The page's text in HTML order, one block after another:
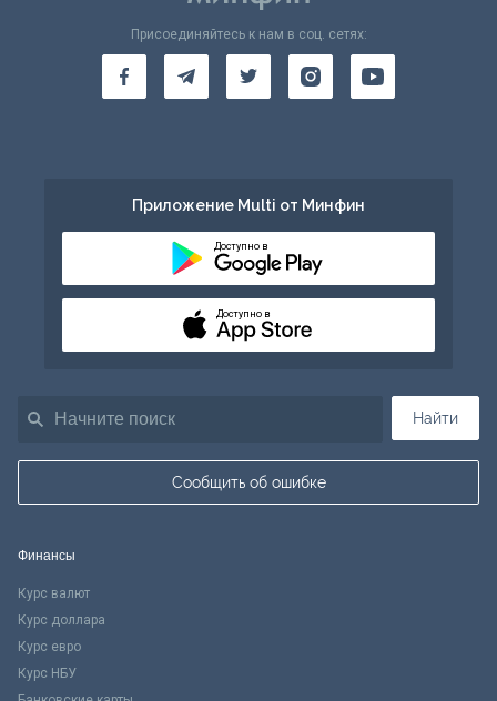
Найти
Сообщить об ошибке
Присоединяйтесь к нам в соц. сетях:
Приложение Multi от Минфин
Доступно в
Доступно в
Финансы
Курс валют
Курс доллара
Курс евро
Курс НБУ